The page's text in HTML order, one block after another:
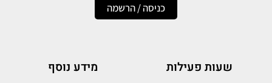
כניסה / הרשמה
שעות פעילות מידע נוסף